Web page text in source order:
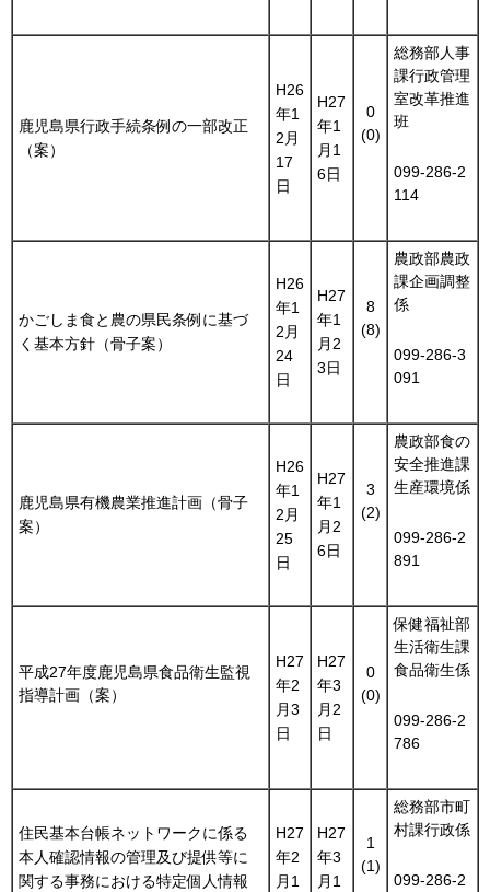
鹿児島県行政手続条例の一部改正
（案）
H26
年1
2月
17
日
H27
年1
月1
6日
0
(0)
総務部人事
課行政管理
室改革推進
班
099-286-2
114
かごしま食と農の県民条例に基づ
く基本方針（骨子案）
H26
年1
2月
24
日
H27
年1
月2
3日
8
(8)
農政部農政
課企画調整
係
099-286-3
091
鹿児島県有機農業推進計画（骨子
案）
H26
年1
2月
25
日
H27
年1
月2
6日
3
(2)
農政部食の
安全推進課
生産環境係
099-286-2
891
平成27年度鹿児島県食品衛生監視
指導計画（案）
H27
年2
月3
日
H27
年3
月2
日
0
(0)
保健福祉部
生活衛生課
食品衛生係
099-286-2
786
住民基本台帳ネットワークに係る
本人確認情報の管理及び提供等に
関する事務における特定個人情報
H27
年2
月1
H27
年3
月1
1
(1)
総務部市町
村課行政係
099-286-2